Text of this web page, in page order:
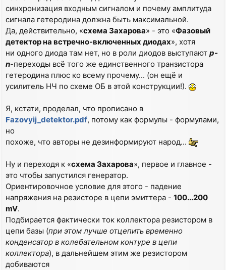
синхронизация входным сигналом и почему амплитуда
сигнала гетеродина должна быть максимальной.
Да, действительно, «схема Захарова» - это «Фазовый
детектор на встречно-включенных диодах», хотя
ни одного диода там нет, но в роли диодов выступают p-
n-переходы всё того же единственного транзистора
гетеродина плюс ко всему прочему... (он ещё и
усилитель НЧ по схеме ОБ в этой конструкции!).
Я, кстати, проделал, что прописано в
Fazovyij_detektor.pdf, потому как формулы - формулами,
но
похоже, что авторы не дезинформируют народ...
Ну и переходя к «схема Захарова», первое и главное -
это чтобы запустился генератор.
Ориентировочное условие для этого - падение
напряжения на резисторе в цепи эмиттера - 100...200
mV.
Подбирается фактически ток коллектора резистором в
цепи базы (при этом лучше отцепить временно
конденсатор в колебательном контуре в цепи
коллектора), в дальнейшем этим же резистором
добиваются